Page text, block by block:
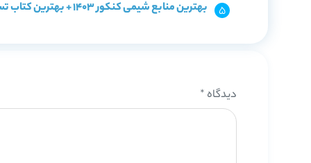
بهترین منابع شیمی کنکور 1403 + بهترین کتاب تست شیمی
دیدگاه *